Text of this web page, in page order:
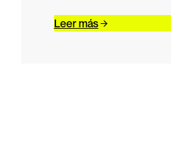
Leer más